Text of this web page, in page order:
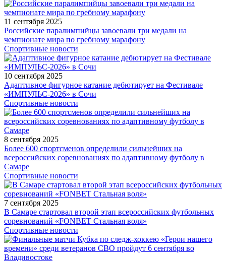
11 сентября 2025
Российские паралимпийцы завоевали три медали на
чемпионате мира по гребному марафону
Спортивные новости
10 сентября 2025
Адаптивное фигурное катание дебютирует на Фестивале
«ИМПУЛЬС-2026» в Сочи
Спортивные новости
8 сентября 2025
Более 600 спортсменов определили сильнейших на
всероссийских соревнованиях по адаптивному футболу в
Самаре
Спортивные новости
7 сентября 2025
В Самаре стартовал второй этап всероссийских футбольных
соревнований «FONBET Стальная воля»
Спортивные новости